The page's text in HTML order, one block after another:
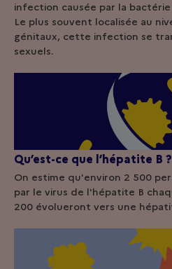
infection causée par la
Le plus souvent localisée au
génitaux, cette infection se
sexuels.
Qu’est-ce que l’hépatite B ?
On estime qu'environ 2 500
par le virus de l'hépatite B
200 évolueront vers une